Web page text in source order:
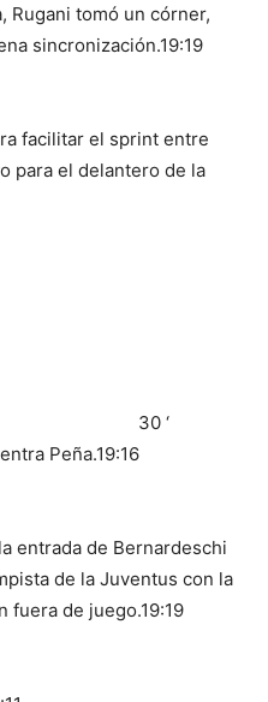
Rugani tomó un córner,
sincronización.19:19
facilitar el sprint entre
para el delantero de la
30 ‘
Peña.19:16
entrada de Bernardeschi
de la Juventus con la
fuera de juego.19:19